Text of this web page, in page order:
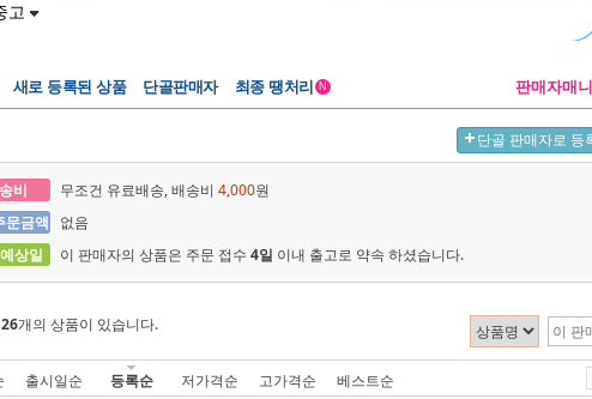
고
새로 등록된 상품 단골판매자 최종 땡처리 N 판매자매
단골 판매자로 등
비 무조건 유료배송, 배송비 4,000원
문금액
없음
상일
이 판매자의 상품은 주문 접수 4일 이내 출고로 약속 하셨습니다.
26개의 상품이 있습니다.
출시일순 등록순 저가격순 고가격순 베스트순